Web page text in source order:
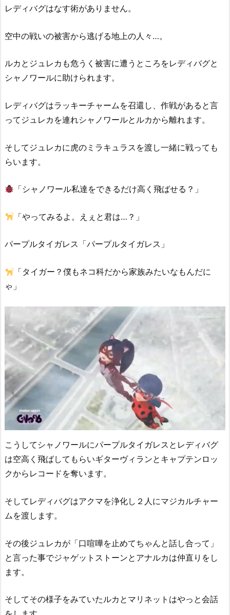
レディバグはなす術がありません。
空中の戦いの被害から逃げる地上の人々…。
ルカとジュレカも危うく被害に遭うところをレディバグと
シャノワールに助けられます。
レディバグはラッキーチャームを召還し、作戦があると言
ってジュレカを連れシャノワールとルカから離れます。
そしてジュレカに虎のミラキュラスを渡し一緒に戦っても
らいます。
「シャノワール私達をできるだけ高く飛ばせる？」
「やってみるよ。えぇと君は…？」
パープルタイガレス「パープルタイガレス」
「タイガー？僕もネコ科だから家族みたいなもんだに
ゃ」
こうしてシャノワールにパープルタイガレスとレディバグ
は空高く飛ばしてもらいギターヴィランとキャプテンロッ
クからレコードを奪います。
そしてレディバグはアクマを浄化し２人にマジカルチャー
ムを渡します。
その後ジュレカが「口喧嘩を止めてちゃんと話し合って」
と言った事でジャゲットストーンとアナルカは仲直りをし
ます。
そしてその様子をみていたルカとマリネットはやっと会話